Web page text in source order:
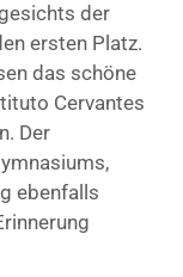
der
ersten Platz.
das schöne
Cervantes
Der
ebenfalls